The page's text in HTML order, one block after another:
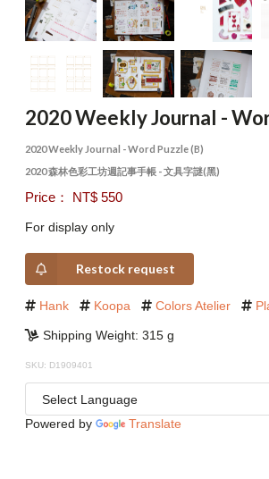
2020 Weekly Journal -
2020 Weekly Journal - Word Puzzle (B)
2020 森林色彩工坊週記事手帳 - 文具字謎(黑)
Price： NT$ 550
For display only
Restock request
Hank Koopa Colors Atelier
Shipping Weight: 315 g
SKU: D1909401
Powered by Translate